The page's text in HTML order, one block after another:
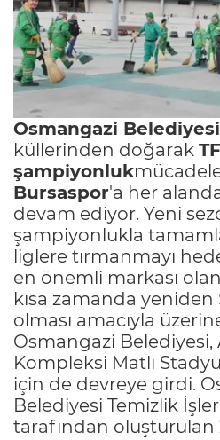
Osmangazi Belediyesi
küllerinden doğarak
şampiyonluk
Bursaspor'a her
devam ediyor. Yeni
şampiyonlukla
liglere tırmanmayı
en önemli markası
kısa zamanda
olması amacıyla
Osmangazi
Kompleksi Matlı
için de devreye girdi.
Belediyesi Temizlik
tarafından oluşturulan